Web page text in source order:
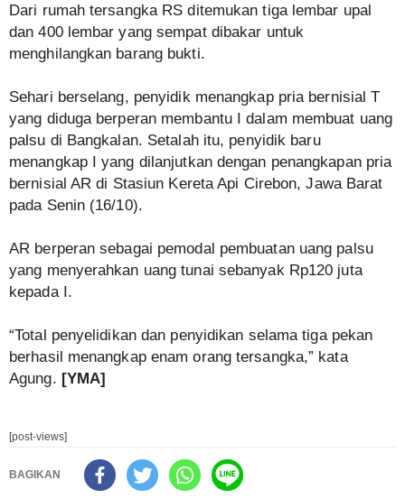
Dari rumah tersangka RS ditemukan tiga lembar upal
dan 400 lembar yang sempat dibakar untuk
menghilangkan barang bukti.
Sehari berselang, penyidik menangkap pria bernisial T
yang diduga berperan membantu I dalam membuat uang
palsu di Bangkalan. Setalah itu, penyidik baru
menangkap I yang dilanjutkan dengan penangkapan pria
bernisial AR di Stasiun Kereta Api Cirebon, Jawa Barat
pada Senin (16/10).
AR berperan sebagai pemodal pembuatan uang palsu
yang menyerahkan uang tunai sebanyak Rp120 juta
kepada I.
“Total penyelidikan dan penyidikan selama tiga pekan
berhasil menangkap enam orang tersangka,” kata
Agung. [YMA]
[post-views]
BAGIKAN